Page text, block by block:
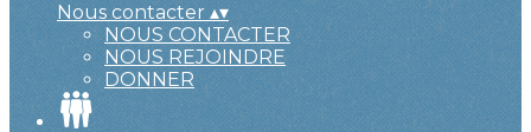
Nous contacter▴▾
NOUS CONTACTER
NOUS REJOINDRE
DONNER